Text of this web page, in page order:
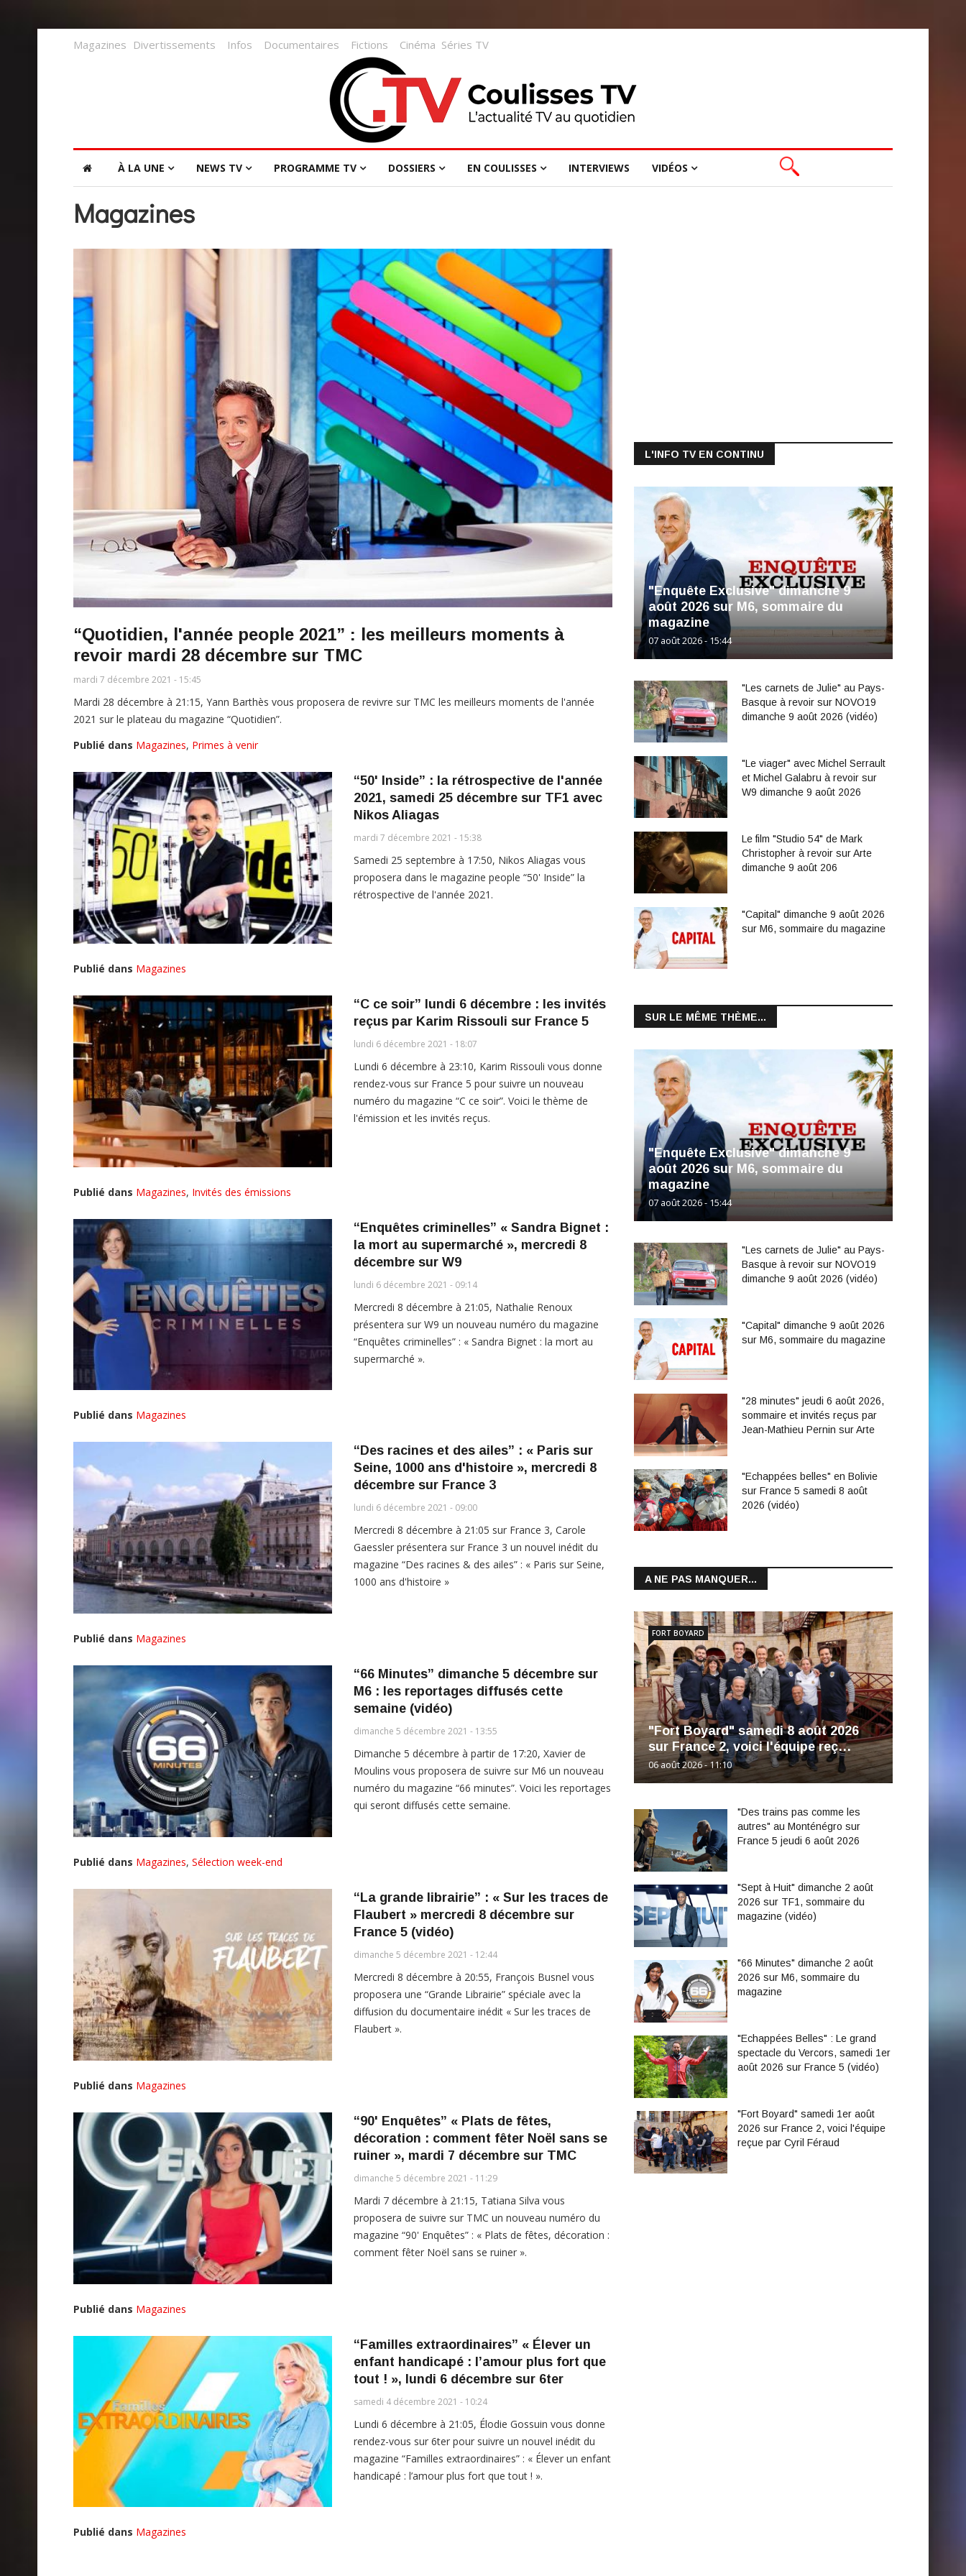
Magazines Divertissements Infos Documentaires Fictions Cinéma Séries TV
À LA UNE NEWS TV PROGRAMME TV DOSSIERS EN COULISSES INTERVIEWS VIDÉOS
Magazines
“Quotidien, l'année people 2021” : les meilleurs moments à
revoir mardi 28 décembre sur TMC
mardi 7 décembre 2021 - 15:45
Mardi 28 décembre à 21:15, Yann Barthès vous proposera de revivre sur TMC les meilleurs moments de l'année
2021 sur le plateau du magazine “Quotidien”.
Publié dans Magazines, Primes à venir
“50' Inside” : la rétrospective de l'année
2021, samedi 25 décembre sur TF1 avec
Nikos Aliagas
mardi 7 décembre 2021 - 15:38
Samedi 25 septembre à 17:50, Nikos Aliagas vous
proposera dans le magazine people “50' Inside” la
rétrospective de l'année 2021.
Publié dans Magazines
“C ce soir” lundi 6 décembre : les invités
reçus par Karim Rissouli sur France 5
lundi 6 décembre 2021 - 18:07
Lundi 6 décembre à 23:10, Karim Rissouli vous donne
rendez-vous sur France 5 pour suivre un nouveau
numéro du magazine “C ce soir”. Voici le thème de
l'émission et les invités reçus.
Publié dans Magazines, Invités des émissions
“Enquêtes criminelles” « Sandra Bignet :
la mort au supermarché », mercredi 8
décembre sur W9
lundi 6 décembre 2021 - 09:14
Mercredi 8 décembre à 21:05, Nathalie Renoux
présentera sur W9 un nouveau numéro du magazine
“Enquêtes criminelles” : « Sandra Bignet : la mort au
supermarché ».
Publié dans Magazines
“Des racines et des ailes” : « Paris sur
Seine, 1000 ans d'histoire », mercredi 8
décembre sur France 3
lundi 6 décembre 2021 - 09:00
Mercredi 8 décembre à 21:05 sur France 3, Carole
Gaessler présentera sur France 3 un nouvel inédit du
magazine “Des racines & des ailes” : « Paris sur Seine,
1000 ans d'histoire »
Publié dans Magazines
“66 Minutes” dimanche 5 décembre sur
M6 : les reportages diffusés cette
semaine (vidéo)
dimanche 5 décembre 2021 - 13:55
Dimanche 5 décembre à partir de 17:20, Xavier de
Moulins vous proposera de suivre sur M6 un nouveau
numéro du magazine “66 minutes”. Voici les reportages
qui seront diffusés cette semaine.
Publié dans Magazines, Sélection week-end
“La grande librairie” : « Sur les traces de
Flaubert » mercredi 8 décembre sur
France 5 (vidéo)
dimanche 5 décembre 2021 - 12:44
Mercredi 8 décembre à 20:55, François Busnel vous
proposera une “Grande Librairie” spéciale avec la
diffusion du documentaire inédit « Sur les traces de
Flaubert ».
Publié dans Magazines
“90' Enquêtes” « Plats de fêtes,
décoration : comment fêter Noël sans se
ruiner », mardi 7 décembre sur TMC
dimanche 5 décembre 2021 - 11:29
Mardi 7 décembre à 21:15, Tatiana Silva vous
proposera de suivre sur TMC un nouveau numéro du
magazine “90' Enquêtes” : « Plats de fêtes, décoration :
comment fêter Noël sans se ruiner ».
Publié dans Magazines
“Familles extraordinaires” « Élever un
enfant handicapé : l’amour plus fort que
tout ! », lundi 6 décembre sur 6ter
samedi 4 décembre 2021 - 10:24
Lundi 6 décembre à 21:05, Élodie Gossuin vous donne
rendez-vous sur 6ter pour suivre un nouvel inédit du
magazine “Familles extraordinaires” : « Élever un enfant
handicapé : l’amour plus fort que tout ! ».
Publié dans Magazines
L'INFO TV EN CONTINU
"Enquête Exclusive" dimanche 9
août 2026 sur M6, sommaire du
magazine
07 août 2026 - 15:44
"Les carnets de Julie" au Pays-
Basque à revoir sur NOVO19
dimanche 9 août 2026 (vidéo)
"Le viager" avec Michel Serrault
et Michel Galabru à revoir sur
W9 dimanche 9 août 2026
Le film "Studio 54" de Mark
Christopher à revoir sur Arte
dimanche 9 août 206
"Capital" dimanche 9 août 2026
sur M6, sommaire du magazine
SUR LE MÊME THÈME...
"Enquête Exclusive" dimanche 9
août 2026 sur M6, sommaire du
magazine
07 août 2026 - 15:44
"Les carnets de Julie" au Pays-
Basque à revoir sur NOVO19
dimanche 9 août 2026 (vidéo)
"Capital" dimanche 9 août 2026
sur M6, sommaire du magazine
"28 minutes" jeudi 6 août 2026,
sommaire et invités reçus par
Jean-Mathieu Pernin sur Arte
"Echappées belles" en Bolivie
sur France 5 samedi 8 août
2026 (vidéo)
A NE PAS MANQUER...
"Fort Boyard" samedi 8 août 2026
sur France 2, voici l'équipe reç…
06 août 2026 - 11:10
FORT BOYARD
"Des trains pas comme les
autres" au Monténégro sur
France 5 jeudi 6 août 2026
"Sept à Huit" dimanche 2 août
2026 sur TF1, sommaire du
magazine (vidéo)
"66 Minutes" dimanche 2 août
2026 sur M6, sommaire du
magazine
"Echappées Belles" : Le grand
spectacle du Vercors, samedi 1er
août 2026 sur France 5 (vidéo)
"Fort Boyard" samedi 1er août
2026 sur France 2, voici l'équipe
reçue par Cyril Féraud